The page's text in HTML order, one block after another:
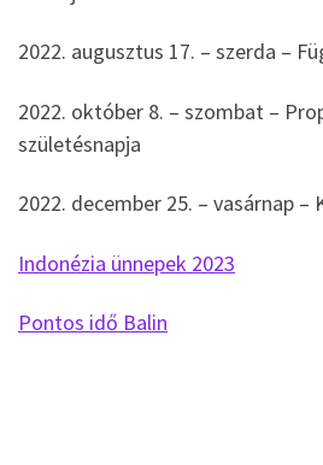
2022. augusztus 17. – szerda –
2022. október 8. – szombat –
születésnapja
2022. december 25. – vasárnap –
Indonézia ünnepek 2023
Pontos idő Balin